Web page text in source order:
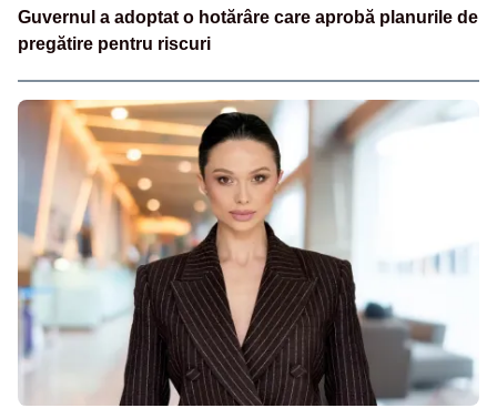
Guvernul a adoptat o hotărâre care aprobă planurile de
pregătire pentru riscuri